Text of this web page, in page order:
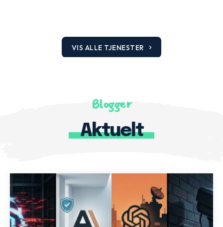
VIS ALLE TJENESTER
Blogger
Aktuelt